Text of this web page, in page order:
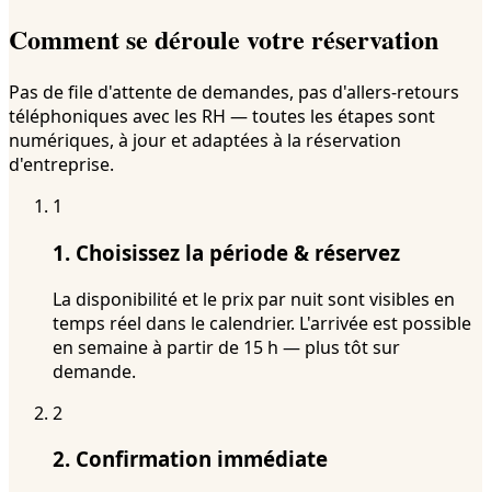
Comment se déroule votre réservation
Pas de file d'attente de demandes, pas d'allers-retours
téléphoniques avec les RH — toutes les étapes sont
numériques, à jour et adaptées à la réservation
d'entreprise.
1
1. Choisissez la période & réservez
La disponibilité et le prix par nuit sont visibles en
temps réel dans le calendrier. L'arrivée est possible
en semaine à partir de 15 h — plus tôt sur
demande.
2
2. Confirmation immédiate